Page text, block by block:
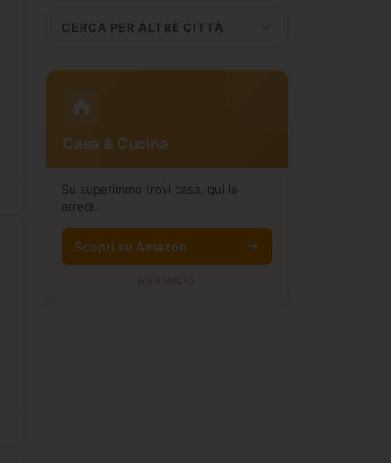
CERCA PER ALTRE CITTÀ
Casa & Cucina
Su superimmo trovi casa, qui la
arredi.
Scopri su Amazon
ANNUNCIO